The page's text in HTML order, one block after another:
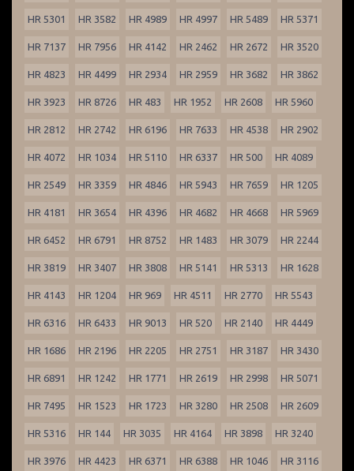
HR 5301 HR 3582 HR 4989 HR 4997 HR 5489 HR 5371
HR 7137 HR 7956 HR 4142 HR 2462 HR 2672 HR 3520
HR 4823 HR 4499 HR 2934 HR 2959 HR 3682 HR 3862
HR 3923 HR 8726 HR 483 HR 1952 HR 2608 HR 5960
HR 2812 HR 2742 HR 6196 HR 7633 HR 4538 HR 2902
HR 4072 HR 1034 HR 5110 HR 6337 HR 500 HR 4089
HR 2549 HR 3359 HR 4846 HR 5943 HR 7659 HR 1205
HR 4181 HR 3654 HR 4396 HR 4682 HR 4668 HR 5969
HR 6452 HR 6791 HR 8752 HR 1483 HR 3079 HR 2244
HR 3819 HR 3407 HR 3808 HR 5141 HR 5313 HR 1628
HR 4143 HR 1204 HR 969 HR 4511 HR 2770 HR 5543
HR 6316 HR 6433 HR 9013 HR 520 HR 2140 HR 4449
HR 1686 HR 2196 HR 2205 HR 2751 HR 3187 HR 3430
HR 6891 HR 1242 HR 1771 HR 2619 HR 2998 HR 5071
HR 7495 HR 1523 HR 1723 HR 3280 HR 2508 HR 2609
HR 5316 HR 144 HR 3035 HR 4164 HR 3898 HR 3240
HR 3976 HR 4423 HR 6371 HR 6388 HR 1046 HR 3116